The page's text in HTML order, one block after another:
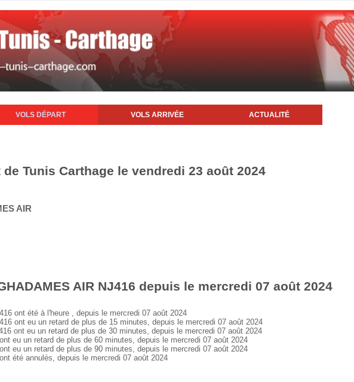
VOLS DÉPART VOLS ARRIVÉE ACTUALITÉ
Tunis Carthage le vendredi 23 août 2024
AIR
AIR NJ416 depuis le mercredi 07 août 2024
ont été à l'heure , depuis le mercredi 07 août 2024
ont eu un retard de plus de 15 minutes, depuis le mercredi 07 août 2024
ont eu un retard de plus de 30 minutes, depuis le mercredi 07 août 2024
eu un retard de plus de 60 minutes, depuis le mercredi 07 août 2024
eu un retard de plus de 90 minutes, depuis le mercredi 07 août 2024
été annulés, depuis le mercredi 07 août 2024